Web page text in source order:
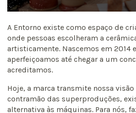
A Entorno existe como espaço de
onde pessoas escolheram a
artisticamente. Nascemos em 2014
aperfeiçoamos até chegar a um
acreditamos.
Hoje, a marca transmite nossa visão
contramão das superproduções,
alternativa às máquinas. Para nós,